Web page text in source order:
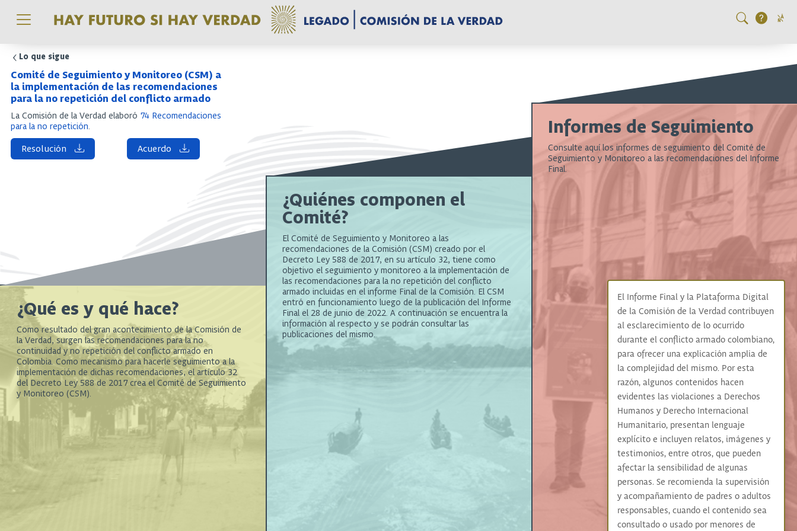
Lo que sigue
Comité de Seguimiento y Monitoreo (CSM) a
la implementación de las recomendaciones
para la no repetición del conflicto armado
La Comisión de la Verdad elaboró 74 Recomendaciones
para la no repetición.
Resolución Acuerdo
¿Qué es y qué hace?
Como resultado del gran acontecimiento de la Comisión de
la Verdad, surgen las recomendaciones para la no
continuidad y no repetición del conflicto armado en
Colombia. Como mecanismo para hacerle seguimiento a la
implementación de dichas recomendaciones, el artículo 32
del Decreto Ley 588 de 2017 crea el Comité de Seguimiento
y Monitoreo (CSM).
¿Quiénes componen el
Comité?
El Comité de Seguimiento y Monitoreo a las
recomendaciones de la Comisión (CSM) creado por el
Decreto Ley 588 de 2017, en su artículo 32, tiene como
objetivo el seguimiento y monitoreo a la implementación de
las recomendaciones para la no repetición del conflicto
armado incluidas en el informe Final de la Comisión. El CSM
entró en funcionamiento luego de la publicación del Informe
Final el 28 de junio de 2022. A continuación se encuentra la
información al respecto y se podrán consultar las
publicaciones del mismo.
Informes de Seguimiento
Consulte aquí los informes de seguimiento del Comité de
Seguimiento y Monitoreo a las recomendaciones del Informe
Final.
El Informe Final y la Plataforma Digital
de la Comisión de la Verdad contribuyen
al esclarecimiento de lo ocurrido
durante el conflicto armado colombiano,
para ofrecer una explicación amplia de
la complejidad del mismo. Por esta
razón, algunos contenidos hacen
evidentes las violaciones a Derechos
Humanos y Derecho Internacional
Humanitario, presentan lenguaje
explícito e incluyen relatos, imágenes y
testimonios, entre otros, que pueden
afectar la sensibilidad de algunas
personas. Se recomienda la supervisión
y acompañamiento de padres o adultos
responsables, cuando el contenido sea
consultado o usado por menores de